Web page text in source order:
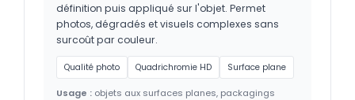
définition puis appliqué sur l'objet. Permet
photos, dégradés et visuels complexes sans
surcoût par couleur.
Qualité photo Quadrichromie HD Surface plane
Usage : objets aux surfaces planes, packagings